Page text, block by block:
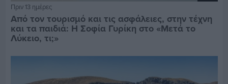
Πριν 13 ημέρες
Από τον τουρισμό και τις ασφάλειες, στην τέχνη
και τα παιδιά: Η Σοφία Γυρίκη στο «Μετά το
Λύκειο, τι;»